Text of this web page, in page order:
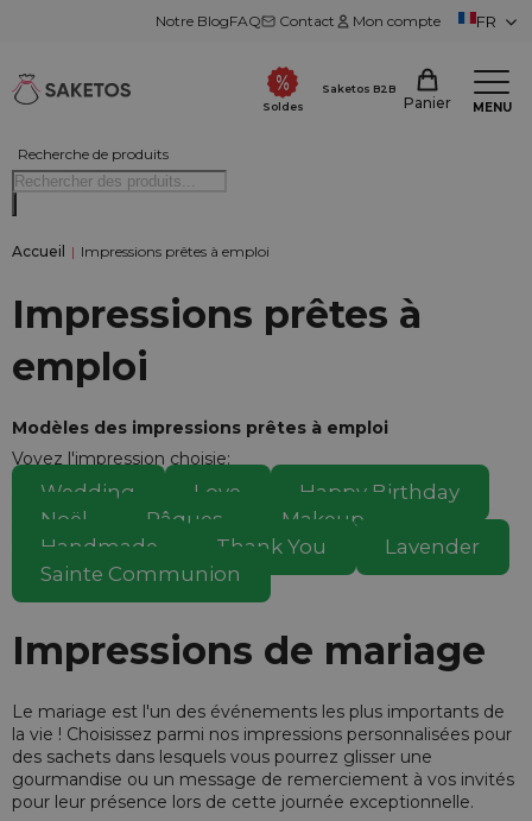
Notre BlogFAQ Contact Mon compte FR
Recherche de produits
Soldes
Saketos B2B
Panier MENU
Accueil | Impressions prêtes à emploi
Impressions prêtes à
emploi
Modèles des impressions prêtes à emploi
Voyez l'impression choisie:
Wedding Love
Happy Birthday
Noël
Pâques
Makeup
Handmade
Thank You
Lavender
Sainte Communion
Impressions de mariage
Le mariage est l'un des événements les plus importants de
la vie ! Choisissez parmi nos impressions personnalisées pour
des sachets dans lesquels vous pourrez glisser une
gourmandise ou un message de remerciement à vos invités
pour leur présence lors de cette journée exceptionnelle.